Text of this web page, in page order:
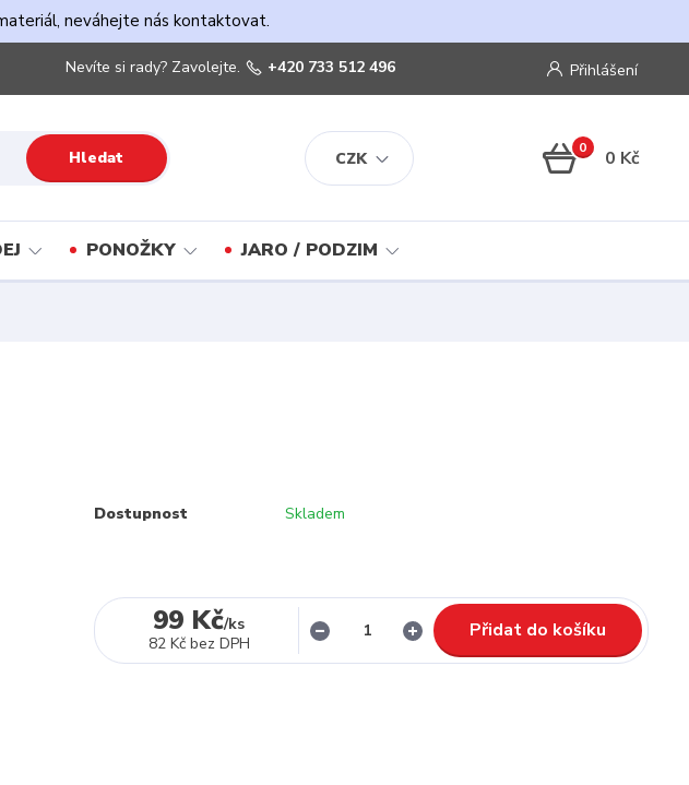
neváhejte nás kontaktovat.
CZK
Přihlášení
Hledat
Nevíte si rady? Zavolejte. +420 733 512 496
0 0 Kč
PONOŽKY JARO / PODZIM
Dostupnost Skladem
99 Kč/ks
82 Kč bez DPH
Přidat do košíku